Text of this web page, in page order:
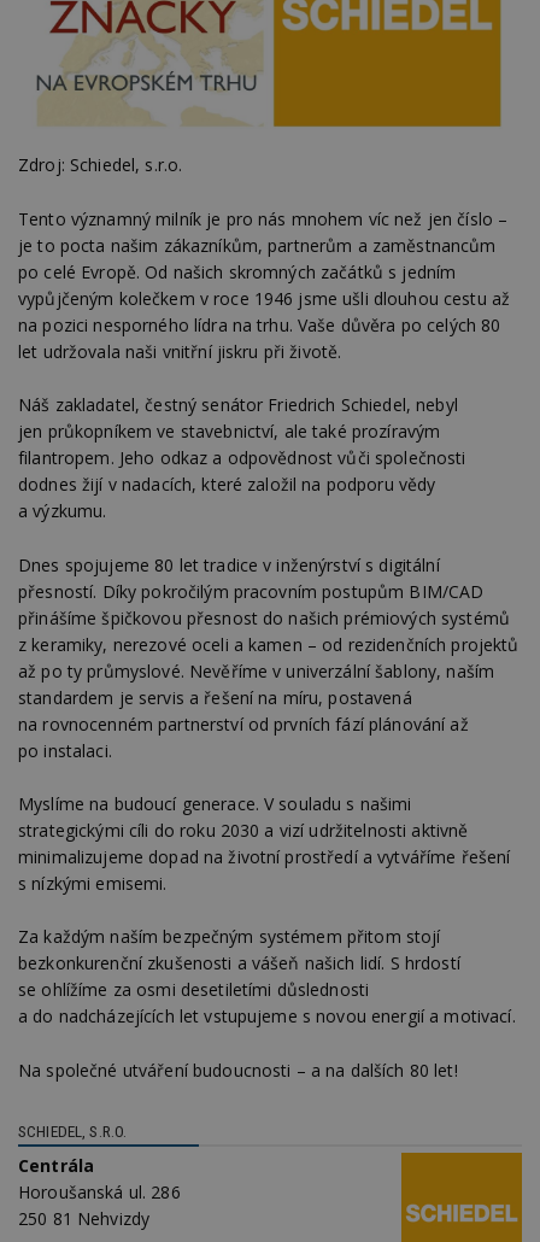
Zdroj: Schiedel, s.r.o.
Tento významný milník je pro nás mnohem víc než jen číslo –
je to pocta našim zákazníkům, partnerům a zaměstnancům
po celé Evropě. Od našich skromných začátků s jedním
vypůjčeným kolečkem v roce 1946 jsme ušli dlouhou cestu až
na pozici nesporného lídra na trhu. Vaše důvěra po celých 80
let udržovala naši vnitřní jiskru při životě.
Náš zakladatel, čestný senátor Friedrich Schiedel, nebyl
jen průkopníkem ve stavebnictví, ale také prozíravým
filantropem. Jeho odkaz a odpovědnost vůči společnosti
dodnes žijí v nadacích, které založil na podporu vědy
a výzkumu.
Dnes spojujeme 80 let tradice v inženýrství s digitální
přesností. Díky pokročilým pracovním postupům BIM/CAD
přinášíme špičkovou přesnost do našich prémiových systémů
z keramiky, nerezové oceli a kamen – od rezidenčních projektů
až po ty průmyslové. Nevěříme v univerzální šablony, naším
standardem je servis a řešení na míru, postavená
na rovnocenném partnerství od prvních fází plánování až
po instalaci.
Myslíme na budoucí generace. V souladu s našimi
strategickými cíli do roku 2030 a vizí udržitelnosti aktivně
minimalizujeme dopad na životní prostředí a vytváříme řešení
s nízkými emisemi.
Za každým naším bezpečným systémem přitom stojí
bezkonkurenční zkušenosti a vášeň našich lidí. S hrdostí
se ohlížíme za osmi desetiletími důslednosti
a do nadcházejících let vstupujeme s novou energií a motivací.
Na společné utváření budoucnosti – a na dalších 80 let!
SCHIEDEL, S.R.O.
Centrála
Horoušanská ul. 286
250 81 Nehvizdy